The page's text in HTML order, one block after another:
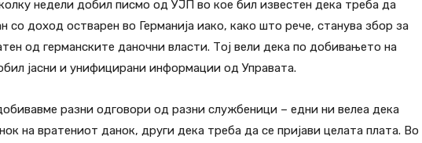
недели добил писмо од УЈП во кое бил известен дека треба да
со доход остварен во Германија иако, како што рече, станува збор за
од германските даночни власти. Тој вели дека по добивањето на
јасни и унифицирани информации од Управата.
разни одговори од разни службеници – едни ни велеа дека
на вратениот данок, други дека треба да се пријави целата плата. Во